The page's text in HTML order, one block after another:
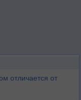
отличается от